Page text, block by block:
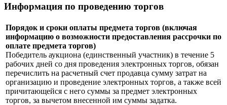
Информация по проведению торгов
Порядок и сроки оплаты предмета торгов (включая
информацию о возможности предоставления рассрочки по
оплате предмета торгов)
Победитель аукциона (единственный участник) в течение 5
рабочих дней со дня проведения электронных торгов, обязан
перечислить на расчетный счет продавца сумму затрат на
организацию и проведение электронных торгов, а также всей
причитающейся с него суммы за предмет электронных
торгов, за вычетом внесенной им суммы задатка.